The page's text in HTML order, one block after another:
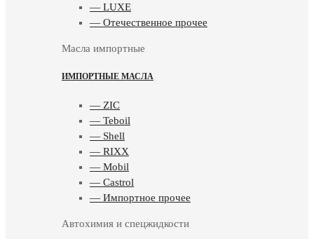
— LUXE
— Отечественное прочее
Масла импортные
ИМПОРТНЫЕ МАСЛА
— ZIC
— Teboil
— Shell
— RIXX
— Mobil
— Castrol
— Импортное прочее
Автохимия и спецжидкости